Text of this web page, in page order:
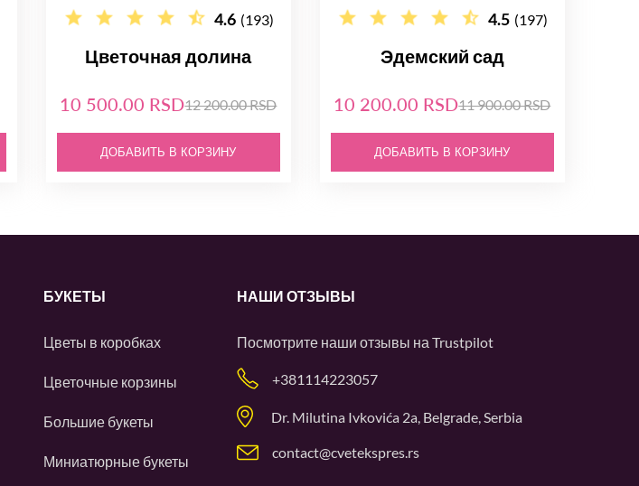
4.6 (193)
Цветочная долина
10 500.00 RSD12 200.00 RSD
ДОБАВИТЬ В КОРЗИНУ
4.5 (197)
Эдемский сад
10 200.00 RSD11 900.00 RSD
ДОБАВИТЬ В КОРЗИНУ
БУКЕТЫ
Цветы в коробках
Цветочные корзины
Большие букеты
Миниатюрные букеты
НАШИ ОТЗЫВЫ
Посмотрите наши отзывы на Trustpilot
+381114223057
Dr. Milutina Ivkovića 2a, Belgrade, Serbia
contact@cvetekspres.rs